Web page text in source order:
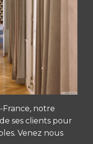
notre
ses clients pour
Venez nous